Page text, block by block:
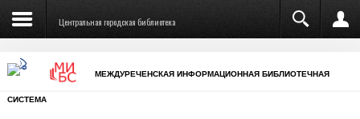
Центральная городская библиотека
МЕЖДУРЕЧЕНСКАЯ ИНФОРМАЦИОННАЯ БИБЛИОТЕЧНАЯ
СИСТЕМА